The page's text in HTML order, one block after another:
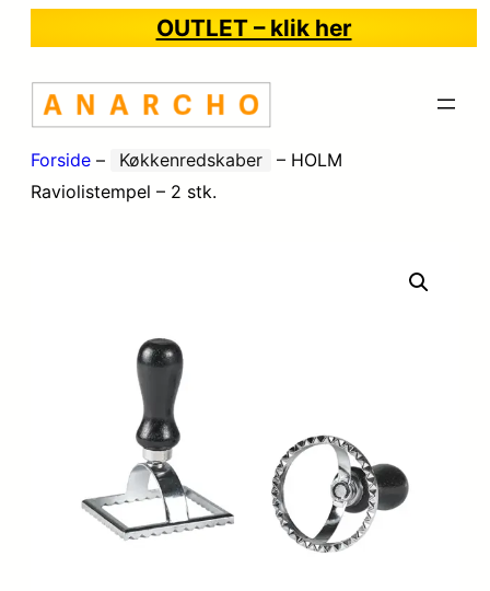
OUTLET – klik her
Forside – Køkkenredskaber – HOLM
Raviolistempel – 2 stk.